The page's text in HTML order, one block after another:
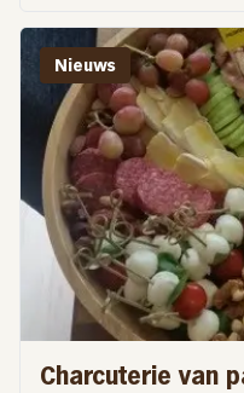
Nieuws
Charcuterie van